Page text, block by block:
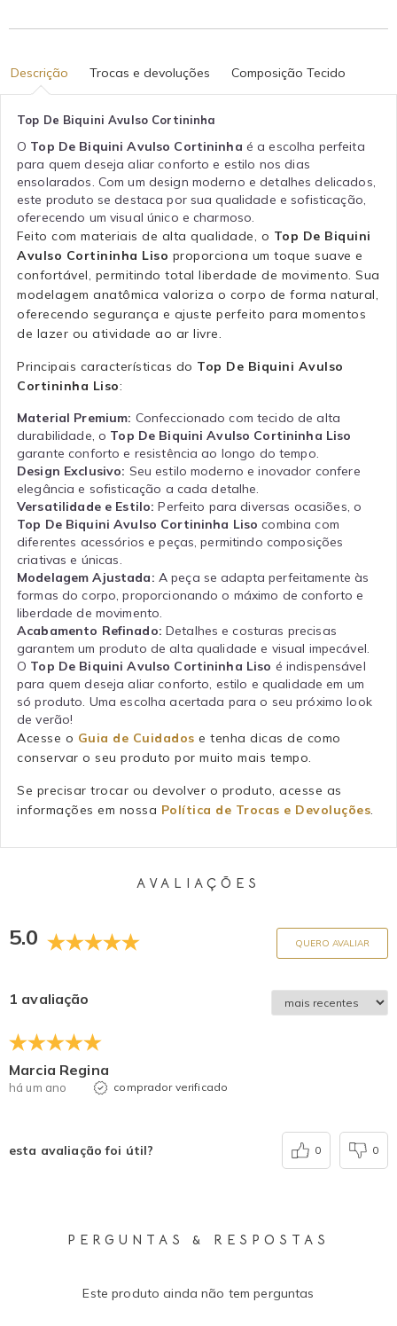
Descrição Trocas e devoluções Composição Tecido
Top De Biquini Avulso Cortininha
O Top De Biquini Avulso Cortininha é a escolha perfeita
para quem deseja aliar conforto e estilo nos dias
ensolarados. Com um design moderno e detalhes delicados,
este produto se destaca por sua qualidade e sofisticação,
oferecendo um visual único e charmoso.
Feito com materiais de alta qualidade, o Top De Biquini
Avulso Cortininha Liso proporciona um toque suave e
confortável, permitindo total liberdade de movimento. Sua
modelagem anatômica valoriza o corpo de forma natural,
oferecendo segurança e ajuste perfeito para momentos
de lazer ou atividade ao ar livre.
Principais características do Top De Biquini Avulso
Cortininha Liso:
Material Premium: Confeccionado com tecido de alta
durabilidade, o Top De Biquini Avulso Cortininha Liso
garante conforto e resistência ao longo do tempo.
Design Exclusivo: Seu estilo moderno e inovador confere
elegância e sofisticação a cada detalhe.
Versatilidade e Estilo: Perfeito para diversas ocasiões, o
Top De Biquini Avulso Cortininha Liso combina com
diferentes acessórios e peças, permitindo composições
criativas e únicas.
Modelagem Ajustada: A peça se adapta perfeitamente às
formas do corpo, proporcionando o máximo de conforto e
liberdade de movimento.
Acabamento Refinado: Detalhes e costuras precisas
garantem um produto de alta qualidade e visual impecável.
O Top De Biquini Avulso Cortininha Liso é indispensável
para quem deseja aliar conforto, estilo e qualidade em um
só produto. Uma escolha acertada para o seu próximo look
de verão!
Acesse o Guia de Cuidados e tenha dicas de como
conservar o seu produto por muito mais tempo.
Se precisar trocar ou devolver o produto, acesse as
informações em nossa Política de Trocas e Devoluções
AVALIAÇÕES
5.0 QUERO AVALIAR
1 avaliação
Marcia Regina
há um ano comprador verificado
esta avaliação foi útil? 0 0
PERGUNTAS & RESPOSTAS
Este produto ainda não tem perguntas